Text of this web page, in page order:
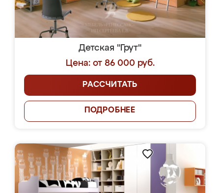
Детская "Грут"
Цена: от 86 000 руб.
РАССЧИТАТЬ
ПОДРОБНЕЕ